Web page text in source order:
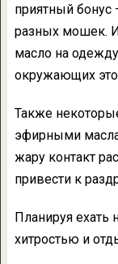
приятный бонус
разных мошек.
масло на
окружающих это
Также
эфирными
жару контакт
привести к
Планируя ехать
хитростью и